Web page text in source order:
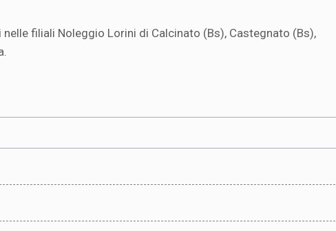
filiali Noleggio Lorini di Calcinato (Bs), Castegnato (Bs),